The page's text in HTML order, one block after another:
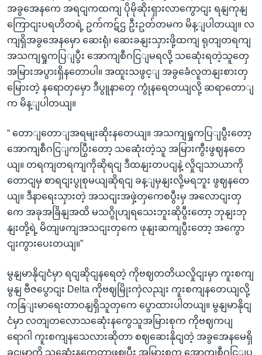
အခွအေနကေ အရငျကထကျ ပိုမိုဆိုးရှားလာကွောငျး ရနျကုနျ
ကြောငျးပရဟိတရဲ့ ဥက်ကဋ်ဌ ဦးဥတ်တမက မိန့ျပါတယျ။ လ
ကျရှိအခွအေနမှော ဆေးရုံ၊ ဆေးခနျးသှားဖို့ထကျ ရုတျတရကျ
အသကျရှုကပြျပွီး အောကျစီဂငြျမရလို့ သဆေုံးရတဲ့သူတှေ
အမြားအပွားရှိနတောပါ။ အထူးသဖွင့ျ အခွခေံလူတနျးစားတှ
မြေားတဲ့ နရောတှမှော ဒီပွူနာတှေ ကွုံနရေတယျလို့ ဆရာတောျ
က မိန့ျပါတယျ။
“ တောျတောျအရမျးဆိုးနတေယျ။ အသကျရှုကပြျပွီးတော့
အောကျစီဂငြျကပြွီးတော့ သဆေုံးတဲ့သူ အမြားကွီးဖွဈနတေ
ယျ။ တရကျတရကျကိုဆိုရငျ ဒီထနျးတပငျနဲ့ လှိုငျသာယာကို
တောငျမှ စာရငျးပွုစုမယျဆိုရငျ ခန့ျမှနျးလို့မရဘူး ဖွဈနတေ
ယျ။ ဒီနာရေးသှားတဲ့ အသငျးအဖှဲ့တှကေစပွီးမှ အလောငျးတှ
ကေ အခုအခြိနျအထိ မသဂွိုဟျရသေးဘူးဆိုပွီးတော့ ဘုနျးဘု
နျးတို့ရဲ့ မိတျဖကျအသငျးတှကေ ဖုနျးဆကျပွီးတော့ အကွော
ငျးကွားပေးတယျ။”
မွနျမာနိုငျငံမှာ ရငျဆိုငျနရေတဲ့ ကိုဗဈတတိယလှိုငျးမှာ ကူးစကျ
မွနျ ဗီဇပွောငျး Delta ကိုဗဈမြိုးကှဲလညျး ကူးစကျနတေယျလို့
ကနြျးမာရေးတာဝနျရှိသူတှကေ ပွောထားပါတယျ။ မွနျမာနိုငျ
ငံမှာ လတျတလောသဆေုံးနကွေသူအမြားစုက ကိုဗဈကပျ
ရောဂါ ကူးစကျနသေလားဆိုတာ စဈဆေးနိုငျတဲ့ အခွအေနမေရှိ
ခငျမှာကို သဆေုံးနကွေတာဖွဈပွီး အမြားစုက အောကျစီဂငြျပွ